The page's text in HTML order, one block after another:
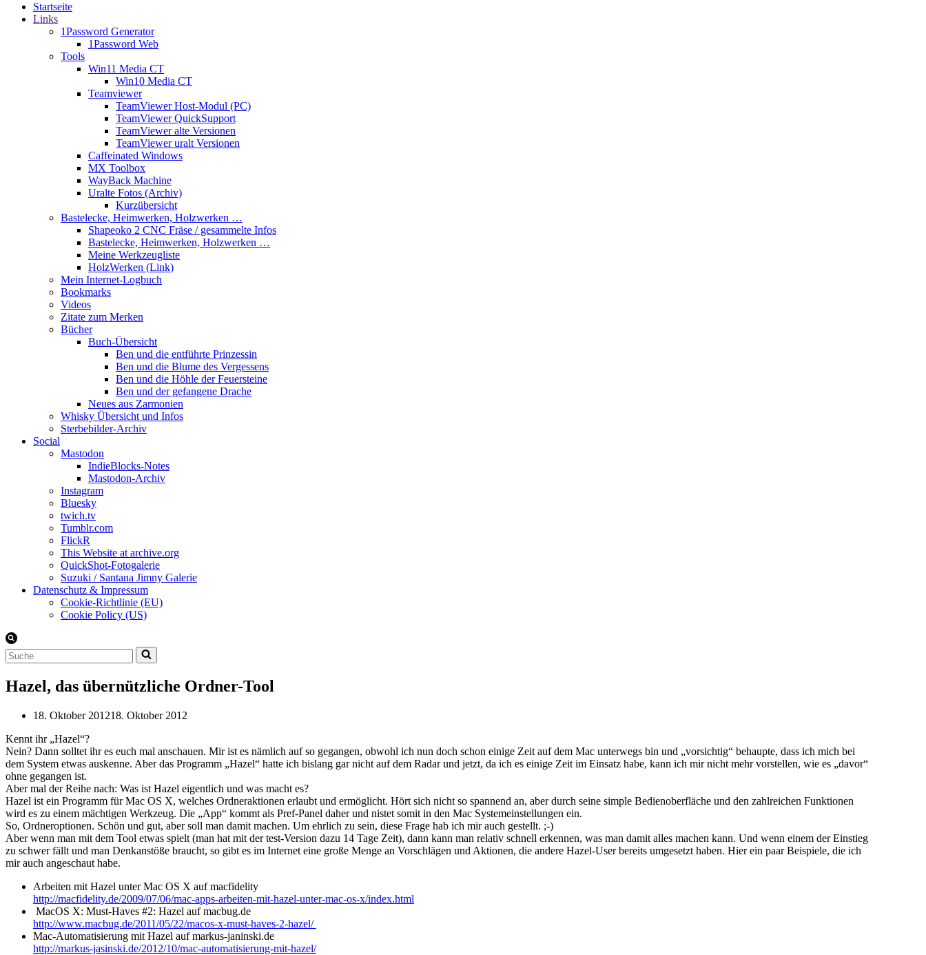
Startseite
Links
1Password Generator
1Password Web
Tools
Win11 Media CT
Win10 Media CT
Teamviewer
TeamViewer Host-Modul (PC)
TeamViewer QuickSupport
TeamViewer alte Versionen
TeamViewer uralt Versionen
Caffeinated Windows
MX Toolbox
WayBack Machine
Uralte Fotos (Archiv)
Kurzübersicht
Bastelecke, Heimwerken, Holzwerken …
Shapeoko 2 CNC Fräse / gesammelte Infos
Bastelecke, Heimwerken, Holzwerken …
Meine Werkzeugliste
HolzWerken (Link)
Mein Internet-Logbuch
Bookmarks
Videos
Zitate zum Merken
Bücher
Buch-Übersicht
Ben und die entführte Prinzessin
Ben und die Blume des Vergessens
Ben und die Höhle der Feuersteine
Ben und der gefangene Drache
Neues aus Zarmonien
Whisky Übersicht und Infos
Sterbebilder-Archiv
Social
Mastodon
IndieBlocks-Notes
Mastodon-Archiv
Instagram
Bluesky
twich.tv
Tumblr.com
FlickR
This Website at archive.org
QuickShot-Fotogalerie
Suzuki / Santana Jimny Galerie
Datenschutz & Impressum
Cookie-Richtlinie (EU)
Cookie Policy (US)
Suchen
nach …
Hazel, das übernützliche Ordner-Tool
18. Oktober 201218. Oktober 2012
Kennt ihr „Hazel“?
Nein? Dann solltet ihr es euch mal anschauen. Mir ist es nämlich auf so gegangen, obwohl ich nun doch schon einige Zeit auf dem Mac unterwegs bin und „vorsichtig“ behaupte, dass ich mich bei
dem System etwas auskenne. Aber das Programm „Hazel“ hatte ich bislang gar nicht auf dem Radar und jetzt, da ich es einige Zeit im Einsatz habe, kann ich mir nicht mehr vorstellen, wie es „davor“
ohne gegangen ist.
Aber mal der Reihe nach: Was ist Hazel eigentlich und was macht es?
Hazel ist ein Programm für Mac OS X, welches Ordneraktionen erlaubt und ermöglicht. Hört sich nicht so spannend an, aber durch seine simple Bedienoberfläche und den zahlreichen Funktionen
wird es zu einem mächtigen Werkzeug. Die „App“ kommt als Pref-Panel daher und nistet somit in den Mac Systemeinstellungen ein.
So, Ordneroptionen. Schön und gut, aber soll man damit machen. Um ehrlich zu sein, diese Frage hab ich mir auch gestellt. ;-)
Aber wenn man mit dem Tool etwas spielt (man hat mit der test-Version dazu 14 Tage Zeit), dann kann man relativ schnell erkennen, was man damit alles machen kann. Und wenn einem der Einstieg
zu schwer fällt und man Denkanstöße braucht, so gibt es im Internet eine große Menge an Vorschlägen und Aktionen, die andere Hazel-User bereits umgesetzt haben. Hier ein paar Beispiele, die ich
mir auch angeschaut habe.
Arbeiten mit Hazel unter Mac OS X auf macfidelity
http://macfidelity.de/2009/07/06/mac-apps-arbeiten-mit-hazel-unter-mac-os-x/index.html
MacOS X: Must-Haves #2: Hazel auf macbug.de
http://www.macbug.de/2011/05/22/macos-x-must-haves-2-hazel/
Mac-Automatisierung mit Hazel auf markus-janinski.de
http://markus-jasinski.de/2012/10/mac-automatisierung-mit-hazel/